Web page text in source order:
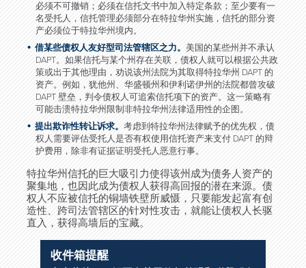
必须不可撤销；必须在信托文书中加入特定条款；至少要有一
名受托人，信托管理必须部分在特拉华州实施，信托的部分资
产必须位于特拉华州境内。
借某些债权人友好型司法管辖区之力。 美国的某些州并不承认
DAPT。如果信托与某个州存在关联，债权人就可以根据公共政
策或出于其他理由，劝说该州法院为其取得特拉华州 DAPT 的
资产。例如，犹他州、华盛顿州和伊利诺伊州的法院都曾攻破
DAPT 壁垒，判令债权人可追索信托项下的资产。这一策略有
可能击溃特拉华州限制非特拉华州法律适用性的企图。
提出欺诈性转让诉求。 考虑到特拉华州法律赋予的优先权，债
权人需要评估受托人是否有权使用信托资产来支付 DAPT 的辩
护费用，除非有证据证明受托人恶意行事。
特拉华州信托的巨大吸引力使得该州成为债务人资产的
聚集地，也因此成为债权人获得高回报的潜在来源。债
权人不应被信托的铜墙铁壁所威慑，只要能发起富有创
造性、跨司法管辖区的针对性攻击，就能让债权人长驱
直入，获得高墙后的宝藏。
收件箱提醒